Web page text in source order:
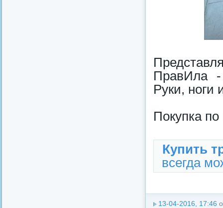
ПравИла -
Руки, ноги
Покупка
Купить
всегда
13-04-2016, 17:46